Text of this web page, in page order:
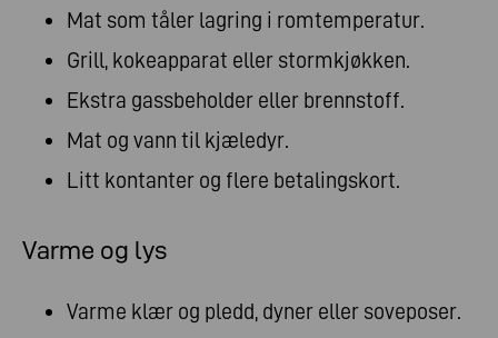
Mat som tåler lagring i romtemperatur.
Grill, kokeapparat eller stormkjøkken.
Ekstra gassbeholder eller brennstoff.
Mat og vann til kjæledyr.
Litt kontanter og flere betalingskort.
Varme og lys
Varme klær og pledd, dyner eller soveposer.